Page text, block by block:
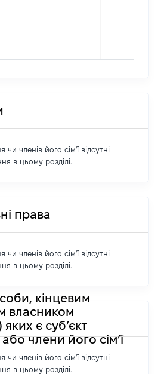
членів його сім'ї відсутні
в цьому розділі.
права
членів його сім'ї відсутні
в цьому розділі.
кінцевим
власником
є суб’єкт
члени його сім’ї
членів його сім'ї відсутні
в цьому розділі.